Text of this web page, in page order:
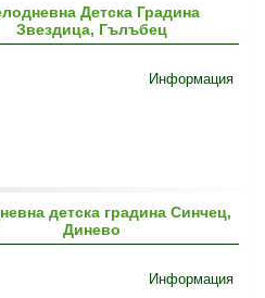
Детска Градина
Звездица, Гълъбец
Информация
детска градина Синчец,
Динево
Информация